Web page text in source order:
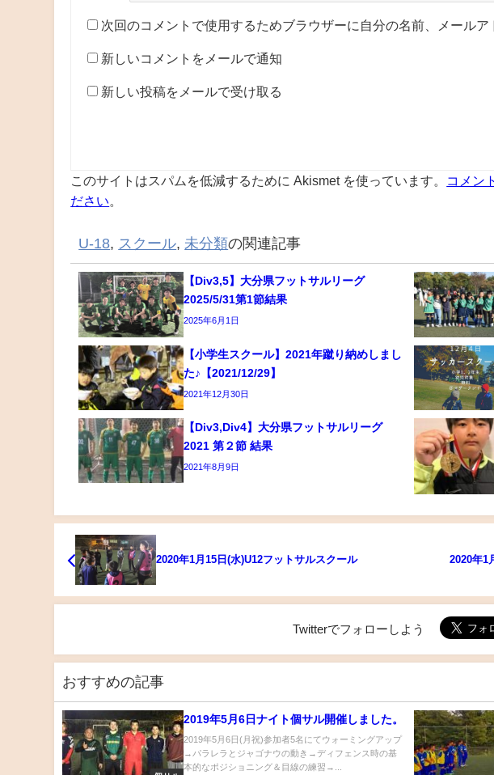
次回のコメントで使用するためブラウザーに自分の名前、メールア
新しいコメントをメールで通知
新しい投稿をメールで受け取る
このサイトはスパムを低減するために Akismet を使っています。
コメン
ださい。
U-18, スクール, 未分類の関連記事
【Div3,5】大分県フットサルリーグ
2025/5/31第1節結果
2025年6月1日
【小学生スクール】2021年蹴り納めしまし
た♪【2021/12/29】
2021年12月30日
【Div3,Div4】大分県フットサルリーグ
2021 第２節 結果
2021年8月9日
2020年1月15日(水)U12フットサルスクール 2020年1
Twitterでフォローしよう
おすすめの記事
2019年5月6日ナイト個サル開催しました。
2019年5月6日(月祝)参加者5名にてウォーミングアップ
→パラレラとジャゴナウの動き→ディフェンス時の基
本的なポジショニング＆目線の練習→...